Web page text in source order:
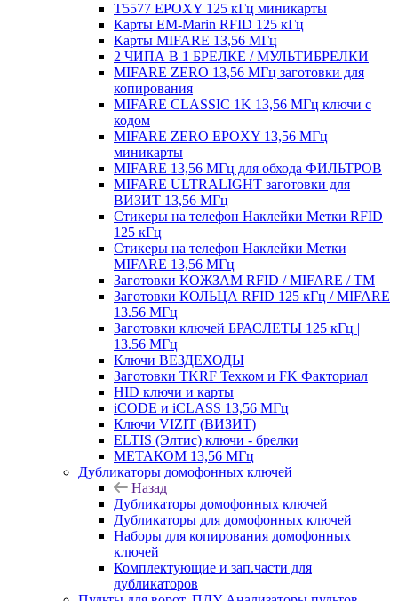
T5577 EPOXY 125 кГц миникарты
Карты EM-Marin RFID 125 кГц
Карты MIFARE 13,56 МГц
2 ЧИПА В 1 БРЕЛКЕ / МУЛЬТИБРЕЛКИ
MIFARE ZERO 13,56 МГц заготовки для
копирования
MIFARE CLASSIC 1K 13,56 МГц ключи с
кодом
MIFARE ZERO EPOXY 13,56 МГц
миникарты
MIFARE 13,56 МГц для обхода ФИЛЬТРОВ
MIFARE ULTRALIGHT заготовки для
ВИЗИТ 13,56 МГц
Стикеры на телефон Наклейки Метки RFID
125 кГц
Стикеры на телефон Наклейки Метки
MIFARE 13,56 МГц
Заготовки КОЖЗАМ RFID / MIFARE / TM
Заготовки КОЛЬЦА RFID 125 кГц / MIFARE
13.56 МГц
Заготовки ключей БРАСЛЕТЫ 125 кГц |
13.56 МГц
Ключи ВЕЗДЕХОДЫ
Заготовки TKRF Техком и FK Факториал
HID ключи и карты
iCODE и iCLASS 13,56 МГц
Ключи VIZIT (ВИЗИТ)
ELTIS (Элтис) ключи - брелки
МЕТАКОМ 13,56 МГц
Дубликаторы домофонных ключей
Назад
Дубликаторы домофонных ключей
Дубликаторы для домофонных ключей
Наборы для копирования домофонных
ключей
Комплектующие и зап.части для
дубликаторов